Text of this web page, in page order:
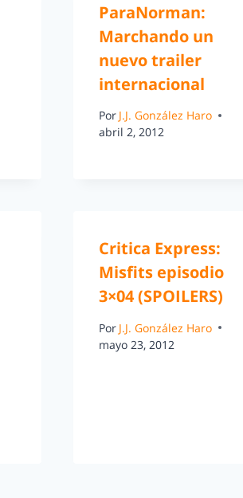
ParaNorman:
Marchando un
nuevo trailer
internacional
Por J.J. González Haro
abril 2, 2012
Critica Express:
Misfits episodio
3×04 (SPOILERS)
Por J.J. González Haro
mayo 23, 2012